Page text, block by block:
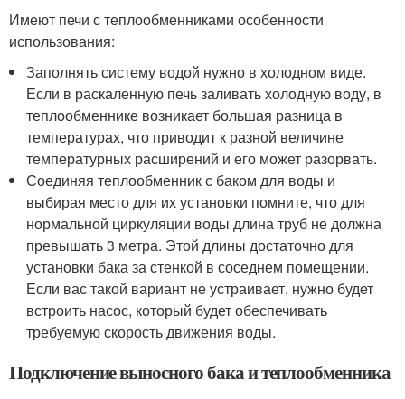
Имеют печи с теплообменниками особенности
использования:
Заполнять систему водой нужно в холодном виде.
Если в раскаленную печь заливать холодную воду, в
теплообменнике возникает большая разница в
температурах, что приводит к разной величине
температурных расширений и его может разорвать.
Соединяя теплообменник с баком для воды и
выбирая место для их установки помните, что для
нормальной циркуляции воды длина труб не должна
превышать 3 метра. Этой длины достаточно для
установки бака за стенкой в соседнем помещении.
Если вас такой вариант не устраивает, нужно будет
встроить насос, который будет обеспечивать
требуемую скорость движения воды.
Подключение выносного бака и теплообменника